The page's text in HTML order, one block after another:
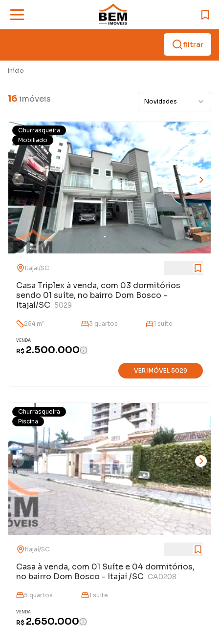
filtrar
Início
16 imóveis Novidades
Churrasqueira
Mobiliado
Itajai/SC
Casa Triplex à venda, com 03 dormitórios
sendo 01 suíte, no bairro Dom Bosco -
Itajaí/SC 5029
254 m² 3 quartos 1 suíte
VENDA
R$ 2.500.000
VER IMÓVEL 5029
Churrasqueira
Piscina
Itajaí/SC
Casa à venda, com 01 Suíte e 04 dormitórios,
no bairro Dom Bosco - Itajaí /SC CA0208
5 quartos 1 suíte
VENDA
R$ 2.650.000